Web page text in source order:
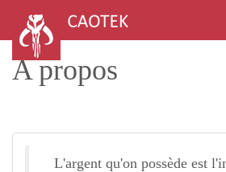
A propos
L'argent qu'on possède est